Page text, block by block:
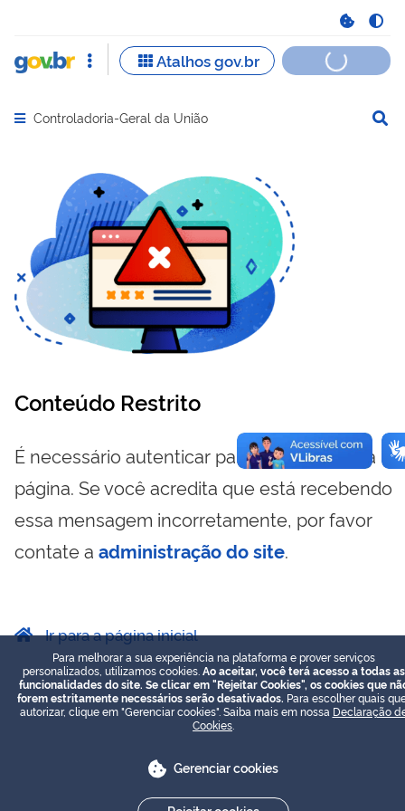
Abrir menu principal de navegação
Controladoria-Geral da União
Conteúdo Restrito
É necessário autenticar para visualizar essa
página. Se você acredita que está recebendo
essa mensagem incorretamente, por favor
contate a administração do site.
Ir para a página inicial
Para melhorar a sua experiência na plataforma e prover serviços
personalizados, utilizamos cookies. Ao aceitar, você terá acesso a todas as
funcionalidades do site. Se clicar em "Rejeitar Cookies", os cookies que
forem estritamente necessários serão desativados. Para escolher quais
autorizar, clique em "Gerenciar cookies". Saiba mais em nossa Declaração
Cookies
Gerenciar cookies